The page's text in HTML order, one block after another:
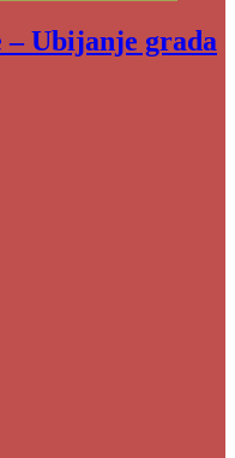
– Ubijanje grada